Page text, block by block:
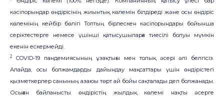
кәсіпорындар өндірісінің жиынтық көлемін білдіреді және осы өндіріс
көлемінің кейбір бөлігі Топтың бірлескен кәсіпорындары бойынша
серіктестерге немесе үшінші қатысушыларға тиесілі болуы мүмкін
екенін ескермейді.
2
COVID-19 пандемиясының ұзақтығы мен толық әсері әлі белгісіз.
Алайда, осы болжамдарды дайындау мақсаттары үшін өндірістегі
қызметкерлер санының азаюы төрт ай бойы сақталады деп болжанады.
Осыған байланысты өндірістің жылдық көлемі нақты әсерге